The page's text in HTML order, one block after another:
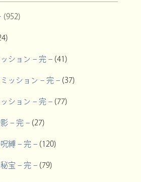
(952)
ション – 完 –(41)
ッション – 完 –(37)
ション – 完 –(77)
– 完 –(27)
縛 – 完 –(120)
宝 – 完 –(79)